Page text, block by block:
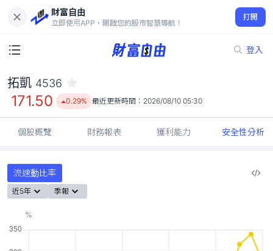
財富自由
立即使用APP，開啟您的股市智慧導航！
打開
登入
171.50
0.29%
拓凱 4536
171.50 0.29% 最近更新時間： 2026/08/10 05:30
個股概覽 財務報表 獲利能力 安全性分析
流速動比率
近5年 季報